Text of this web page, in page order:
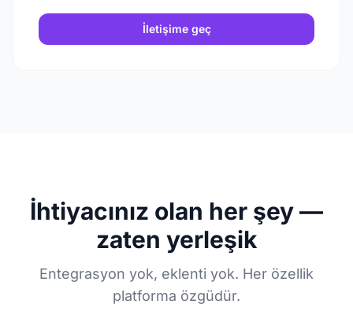
İletişime geç
İhtiyacınız olan her şey —
zaten yerleşik
Entegrasyon yok, eklenti yok. Her özellik
platforma özgüdür.